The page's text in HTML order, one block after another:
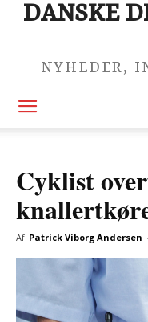
DANSKE
NYHEDER,
Cyklist
Af Patrick Viborg Andersen